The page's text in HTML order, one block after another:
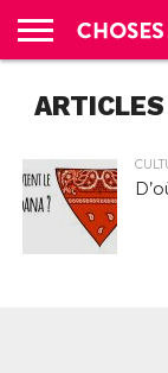
CULTURE
G.
SCIENCES
SANTÉ
HISTOIRE
ÉCONOMIE
INCROYABLE
!
TECH
AUTRES
S’ABONNER
AUX
CONTACT
A
PROPOS